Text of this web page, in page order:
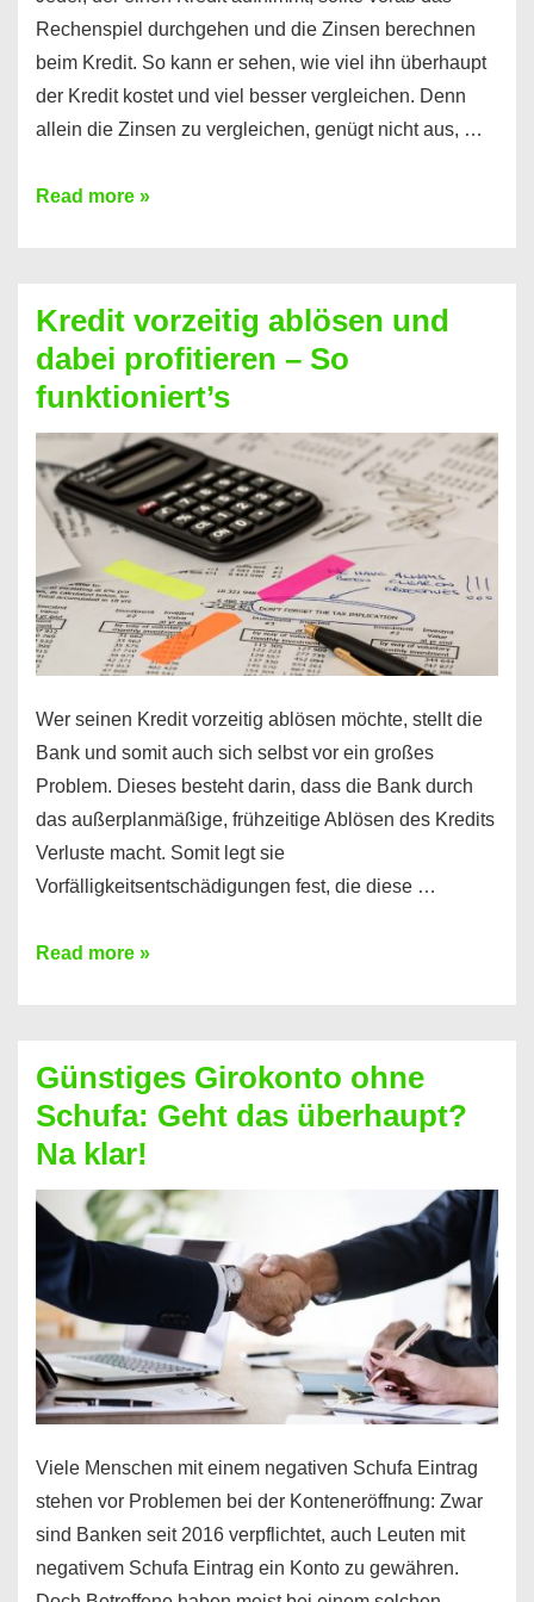
Rechenspiel durchgehen und die Zinsen berechnen
beim Kredit. So kann er sehen, wie viel ihn überhaupt
der Kredit kostet und viel besser vergleichen. Denn
allein die Zinsen zu vergleichen, genügt nicht aus, …
Ganz
Kredit
berechnen
–
Mit
diesen
Regeln!
Read more »
Kredit vorzeitig ablösen und
dabei profitieren – So
funktioniert’s
Wer seinen Kredit vorzeitig ablösen möchte, stellt die
Bank und somit auch sich selbst vor ein großes
Problem. Dieses besteht darin, dass die Bank durch
das außerplanmäßige, frühzeitige Ablösen des Kredits
Verluste macht. Somit legt sie
Vorfälligkeitsentschädigungen fest, die diese …
Kredit
dabei
profitieren
–
So
funktioniert’s
Read more »
Günstiges Girokonto ohne
Schufa: Geht das überhaupt?
Na klar!
Viele Menschen mit einem negativen Schufa Eintrag
stehen vor Problemen bei der Konteneröffnung: Zwar
sind Banken seit 2016 verpflichtet, auch Leuten mit
negativem Schufa Eintrag ein Konto zu gewähren.